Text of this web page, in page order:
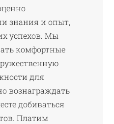
знания и опыт,
успехов. Мы
комфортные
для
вознаграждать
добиваться
Платим